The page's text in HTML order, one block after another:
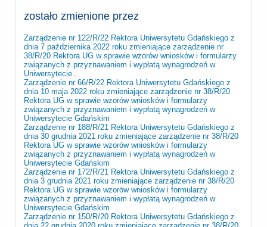
zostało zmienione przez
Zarządzenie nr 122/R/22 Rektora Uniwersytetu Gdańskiego z
dnia 7 października 2022 roku zmieniające zarządzenie nr
38/R/20 Rektora UG w sprawie wzorów wniosków i formularzy
związanych z przyznawaniem i wypłatą wynagrodzeń w
Uniwersytecie...
Zarządzenie nr 66/R/22 Rektora Uniwersytetu Gdańskiego z
dnia 10 maja 2022 roku zmieniające zarządzenie nr 38/R/20
Rektora UG w sprawie wzorów wniosków i formularzy
związanych z przyznawaniem i wypłatą wynagrodzeń w
Uniwersytecie Gdańskim
Zarządzenie nr 188/R/21 Rektora Uniwersytetu Gdańskiego z
dnia 30 grudnia 2021 roku zmieniające zarządzenie nr 38/R/20
Rektora UG w sprawie wzorów wniosków i formularzy
związanych z przyznawaniem i wypłatą wynagrodzeń w
Uniwersytecie Gdańskim
Zarządzenie nr 172/R/21 Rektora Uniwersytetu Gdańskiego z
dnia 3 grudnia 2021 roku zmieniające zarządzenie nr 38/R/20
Rektora UG w sprawie wzorów wniosków i formularzy
związanych z przyznawaniem i wypłatą wynagrodzeń w
Uniwersytecie Gdańskim
Zarządzenie nr 150/R/20 Rektora Uniwersytetu Gdańskiego z